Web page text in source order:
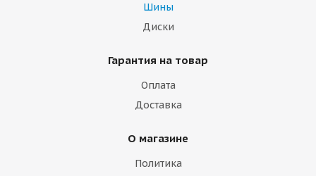
Шины
Диски
Гарантия на товар
Оплата
Доставка
О магазине
Политика